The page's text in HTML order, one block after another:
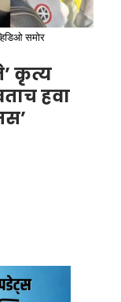
X वर
या चिठ्ठीत
समोर
कृत्य
हवा